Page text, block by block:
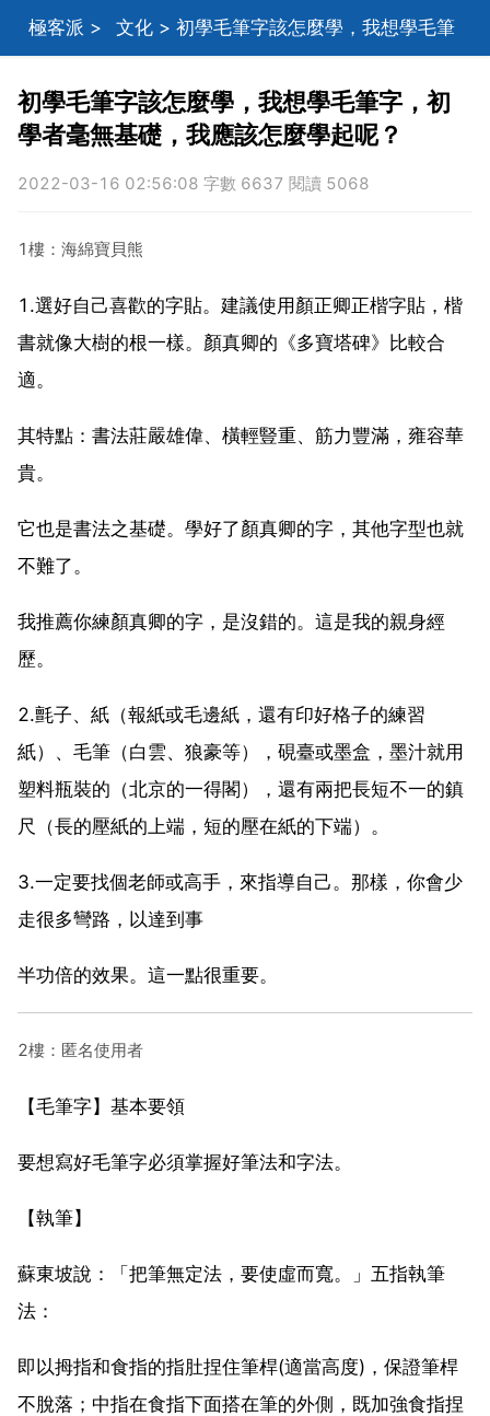
極客派 > 文化 > 初學毛筆字該怎麼學，我想學毛筆
字，初學者毫無基礎，我應該怎麼學起呢？
初學毛筆字該怎麼學，我想學毛筆字，初
學者毫無基礎，我應該怎麼學起呢？
2022-03-16 02:56:08 字數 6637 閱讀 5068
1樓：海綿寶貝熊
1.選好自己喜歡的字貼。建議使用顏正卿正楷字貼，楷
書就像大樹的根一樣。顏真卿的《多寶塔碑》比較合
適。
其特點：書法莊嚴雄偉、橫輕豎重、筋力豐滿，雍容華
貴。
它也是書法之基礎。學好了顏真卿的字，其他字型也就
不難了。
我推薦你練顏真卿的字，是沒錯的。這是我的親身經
歷。
2.氈子、紙（報紙或毛邊紙，還有印好格子的練習
紙）、毛筆（白雲、狼豪等），硯臺或墨盒，墨汁就用
塑料瓶裝的（北京的一得閣），還有兩把長短不一的鎮
尺（長的壓紙的上端，短的壓在紙的下端）。
3.一定要找個老師或高手，來指導自己。那樣，你會少
走很多彎路，以達到事
半功倍的效果。這一點很重要。
2樓：匿名使用者
【毛筆字】基本要領
要想寫好毛筆字必須掌握好筆法和字法。
【執筆】
蘇東坡說：「把筆無定法，要使虛而寬。」五指執筆
法：
即以拇指和食指的指肚捏住筆桿(適當高度)，保證筆桿
不脫落；中指在食指下面搭在筆的外側，既加強食指捏